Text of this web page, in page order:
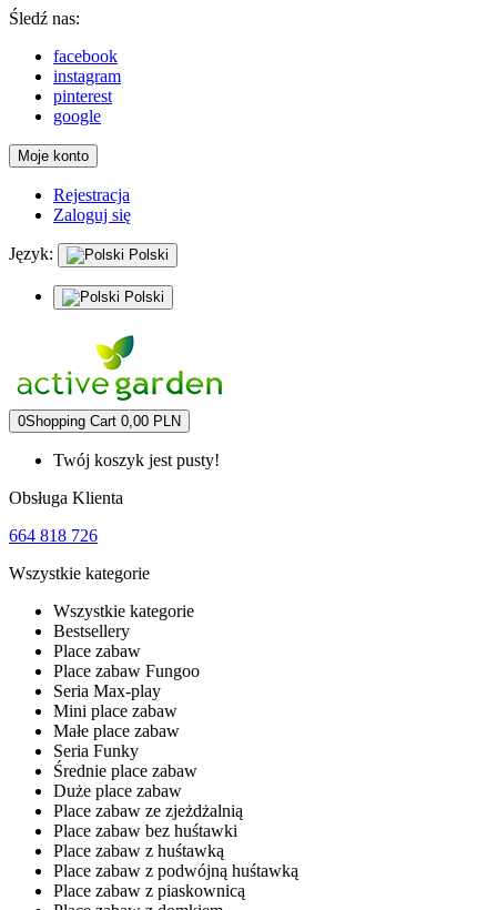
Śledź nas:
facebook
instagram
pinterest
google
Moje konto
Rejestracja
Zaloguj się
Język: Polski
Polski
0Shopping Cart 0,00 PLN
Twój koszyk jest pusty!
Obsługa Klienta
664 818 726
Wszystkie kategorie
Wszystkie kategorie
Bestsellery
Place zabaw
Place zabaw Fungoo
Seria Max-play
Mini place zabaw
Małe place zabaw
Seria Funky
Średnie place zabaw
Duże place zabaw
Place zabaw ze zjeżdżalnią
Place zabaw bez huśtawki
Place zabaw z huśtawką
Place zabaw z podwójną huśtawką
Place zabaw z piaskownicą